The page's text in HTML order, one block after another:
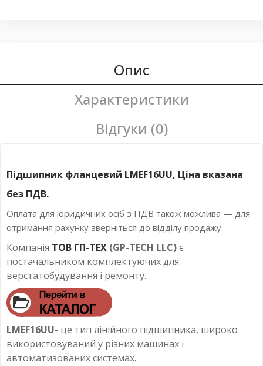
Опис
Характеристики
Відгуки (0)
Підшипник фланцевий LMEF16UU, Ціна вказана
без ПДВ.
Оплата для юридичних осіб з ПДВ також можлива — для
отримання рахунку зверніться до відділу продажу.
Компанія ТОВ ГП-ТЕХ (GP-TECH LLC)є
постачальником комплектуючих для
верстатобудування і ремонту.
LMEF16UU- це тип лінійного підшипника, широко
використовуваний у різних машинах і
автоматизованих системах.